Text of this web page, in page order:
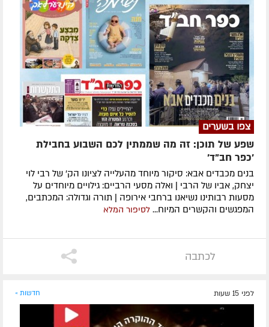
צפו בשערים
שפע של תוכן: זה מה שממתין לכם השבוע בחבילת
'כפר חב"ד'
בנים מכבדים אבא: סיקור מיוחד מהעלייה לציונו הק' של רבי לוי
יצחק, אביו של הרבי | ואלה מסעי הרביים: גילויים מיוחדים על
מסעות רבותינו נשיאנו ברחבי אירופה | תורה וגדולה: המכתבים,
המפגשים והקשרים המיוח... לסיפור המלא
לכתבה
לפני 15 שעות חדשות »